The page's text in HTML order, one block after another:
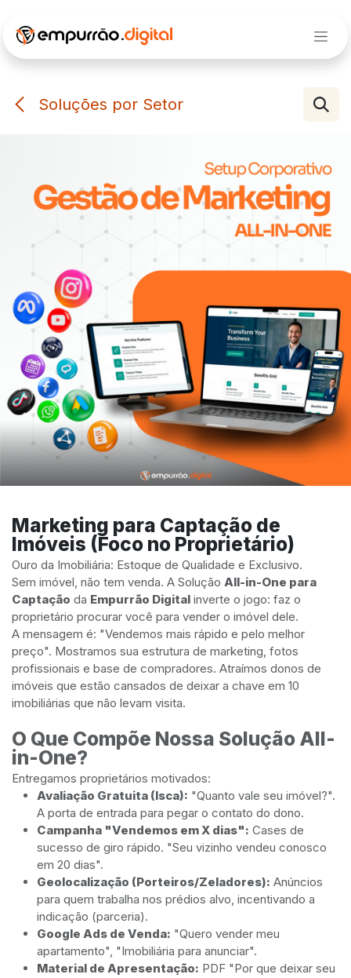
Soluções por Setor
Marketing para Captação de
Imóveis (Foco no Proprietário)
Ouro da Imobiliária: Estoque de Qualidade e Exclusivo.
Sem imóvel, não tem venda. A Solução All-in-One para
Captação da Empurrão Digital inverte o jogo: faz o
proprietário procurar você para vender o imóvel dele.
A mensagem é: "Vendemos mais rápido e pelo melhor
preço". Mostramos sua estrutura de marketing, fotos
profissionais e base de compradores. Atraímos donos de
imóveis que estão cansados de deixar a chave em 10
imobiliárias que não levam visita.
O Que Compõe Nossa Solução All-
in-One?
Entregamos proprietários motivados:
Avaliação Gratuita (Isca): "Quanto vale seu imóvel?".
A porta de entrada para pegar o contato do dono.
Campanha "Vendemos em X dias": Cases de
sucesso de giro rápido. "Seu vizinho vendeu conosco
em 20 dias".
Geolocalização (Porteiros/Zeladores): Anúncios
para quem trabalha nos prédios alvo, incentivando a
indicação (parceria).
Google Ads de Venda: "Quero vender meu
apartamento", "Imobiliária para anunciar".
Material de Apresentação: PDF "Por que deixar seu